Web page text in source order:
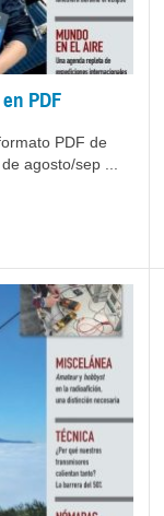
PDF
PDF de
agosto/sep ...